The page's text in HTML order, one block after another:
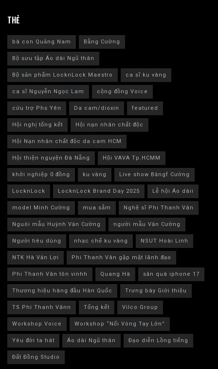
THẺ
bà con Quảng Nam
Bằng Cường
Bộ sưu tập Áo dài Ngũ thân
Bộ sản phẩm LocknLock Maestro
ca sĩ ku vàng
ca sĩ Nguyễn Ngọc Lam
cộng đồng Voice
cứu trợ Phs Yên
Da cam/dioxin
featured
Hội nghị tổng kết
Hội nạn nhân chất độc
Hội Nạn nhân chất độc da cam HCM
Hội thiện nguyện Đà Nẵng
Hội VAVA Tp.HCMM
khởi nghiệp 0 đồng
ku vàng
Live show Băngf Cường
LocknLock
LocknLock Brand Day 2025
Lễ hội Áo dàii
model Minh Cường
mua sắm
Nghệ sĩ Phi Thanh Vân
Nguòi mẫu Huỳnh Văn Cường
người mẫu Văn Cường
Người tiêu dùng
nhạc chế ku vàng
NSUT Hoài Linh
NTK Hà Văn Lợi
Phi Thanh Vân gặp mặt lãnh đạo
Phi Thanh Vân tôn vinhh
Quang Hà
săn quà iphone 17
Thương hiệu hàng đầu Hàn Quốc
Trưng bày Giới thiệu
TS Phi Thanh Vânn
Tổng kết
Vilco Group
Workshop Voice
Workshop “Nối Vòng Tay Lớn”
Yêu đời ta hát
Áo dài Ngũ thân
Đạo diễn Lồng tiếng
Đất Đồng Studio